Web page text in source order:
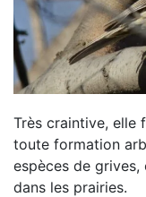
Très craintive, elle
toute formation
espèces de grives,
dans les prairies.